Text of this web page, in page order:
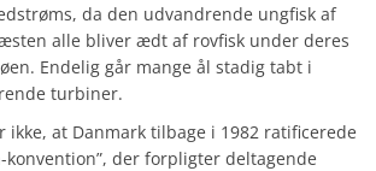
da den udvandrende ungfisk af
alle bliver ædt af rovfisk under deres
Endelig går mange ål stadig tabt i
turbiner.
ikke, at Danmark tilbage i 1982 ratificerede
konvention”, der forpligter deltagende